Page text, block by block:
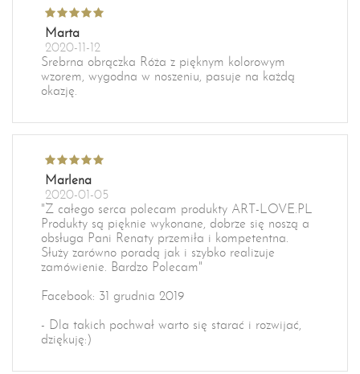
Marta
2020-11-12
Srebrna obrączka Róża z pięknym kolorowym
wzorem, wygodna w noszeniu, pasuje na każdą
okazję.
Marlena
2020-01-05
"Z całego serca polecam produkty ART-LOVE.PL
Produkty są pięknie wykonane, dobrze się noszą a
obsługa Pani Renaty przemiła i kompetentna.
Służy zarówno poradą jak i szybko realizuje
zamówienie. Bardzo Polecam"
Facebook: 31 grudnia 2019
- Dla takich pochwał warto się starać i rozwijać,
dziękuję:)